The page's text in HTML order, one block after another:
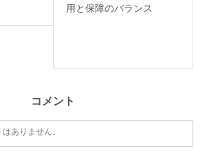
用と保障のバランス
コメント
ありません。